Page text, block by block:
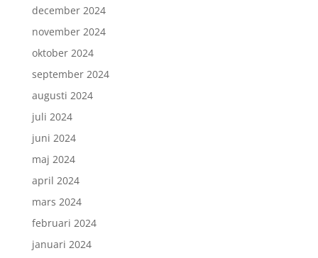
december 2024
november 2024
oktober 2024
september 2024
augusti 2024
juli 2024
juni 2024
maj 2024
april 2024
mars 2024
februari 2024
januari 2024